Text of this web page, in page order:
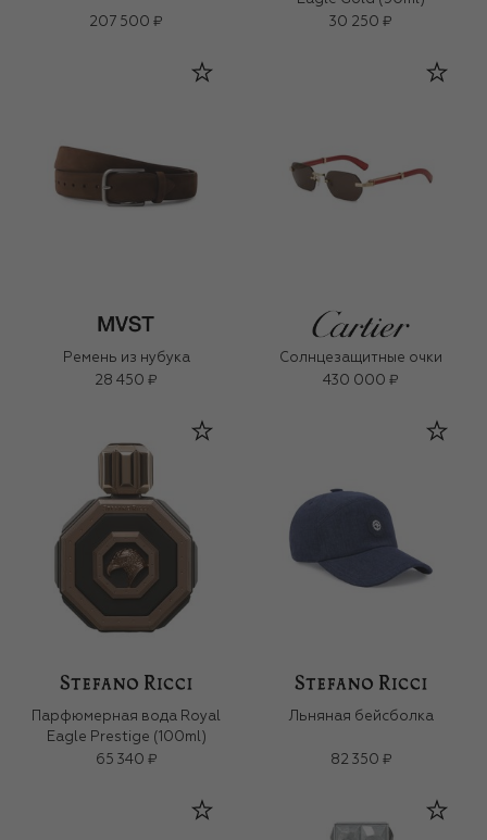
207 500 ₽
30 250 ₽
Ремень из нубука
28 450 ₽
Солнцезащитные очки
430 000 ₽
Парфюмерная вода Royal
Eagle Prestige (100ml)
65 340 ₽
Льняная бейсболка
82 350 ₽